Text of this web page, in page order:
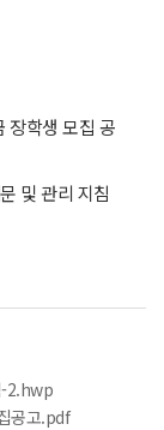
장학생 모집 공
및 관리 지침
-2.hwp
공고.pdf